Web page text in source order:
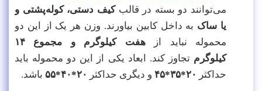
می‌توانند دو بسته در قالب کیف دستی، کوله‌پشتی و
یا ساک به داخل کابین بیاورند. وزن هر یک از این دو
محموله نباید از
هفت کیلوگرم و مجموع ۱۴
کیلوگرم تجاوز کند. ابعاد یکی از این دو محموله باید
حداکثر
و دیگری حداکثر ۲۰*۴۰*۵۵ باشد.